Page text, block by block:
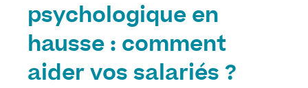
psychologique en
hausse : comment
aider vos salariés ?